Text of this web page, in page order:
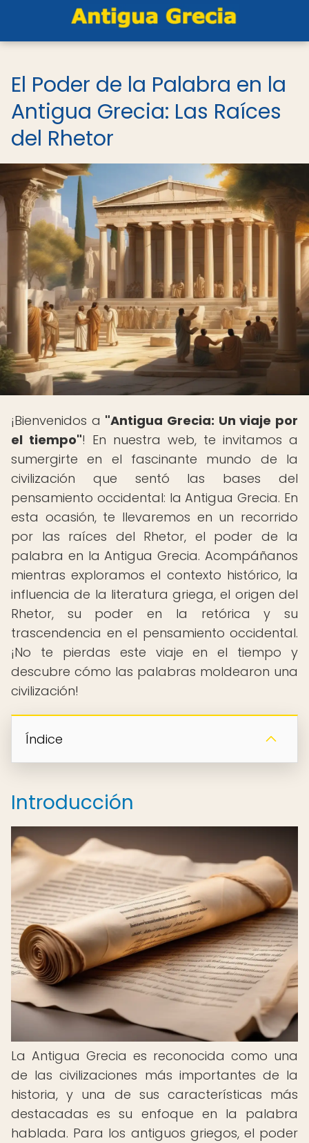
El Poder de la Palabra en la
Antigua Grecia: Las Raíces
del Rhetor
¡Bienvenidos a "Antigua Grecia: Un viaje por
el tiempo"! En nuestra web, te invitamos a
sumergirte en el fascinante mundo de la
civilización que sentó las bases del
pensamiento occidental: la Antigua Grecia. En
esta ocasión, te llevaremos en un recorrido
por las raíces del Rhetor, el poder de la
palabra en la Antigua Grecia. Acompáñanos
mientras exploramos el contexto histórico, la
influencia de la literatura griega, el origen del
Rhetor, su poder en la retórica y su
trascendencia en el pensamiento occidental.
¡No te pierdas este viaje en el tiempo y
descubre cómo las palabras moldearon una
civilización!
Índice
Introducción
La Antigua Grecia es reconocida como una
de las civilizaciones más importantes de la
historia, y una de sus características más
destacadas es su enfoque en la palabra
hablada. Para los antiguos griegos, el poder